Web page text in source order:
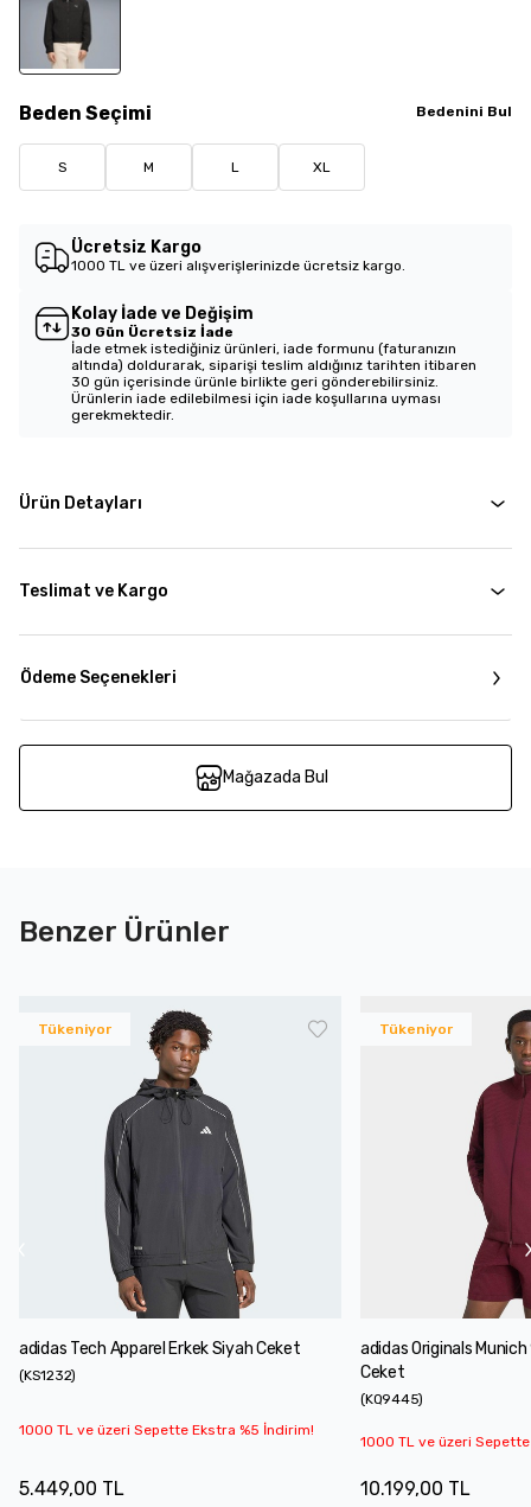
Beden Seçimi Bedenini Bul
S M L XL
Ücretsiz Kargo
1000 TL ve üzeri alışverişlerinizde ücretsiz kargo.
Kolay İade ve Değişim
30 Gün Ücretsiz İade
İade etmek istediğiniz ürünleri, iade formunu (faturanızın
altında) doldurarak, siparişi teslim aldığınız tarihten itibaren
30 gün içerisinde ürünle birlikte geri gönderebilirsiniz.
Ürünlerin iade edilebilmesi için iade koşullarına uyması
gerekmektedir.
Ürün Detayları
Teslimat ve Kargo
Ödeme Seçenekleri
Mağazada Bul
Benzer Ürünler
Tükeniyor
adidas Tech Apparel Erkek Siyah Ceket
(KS1232)
1000 TL ve üzeri Sepette Ekstra %5 İndirim!
5.449,00 TL
Tükeniyor
adidas Originals
Ceket
(KQ9445)
1000 TL ve üzeri
10.199,00 TL